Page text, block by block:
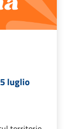
luglio